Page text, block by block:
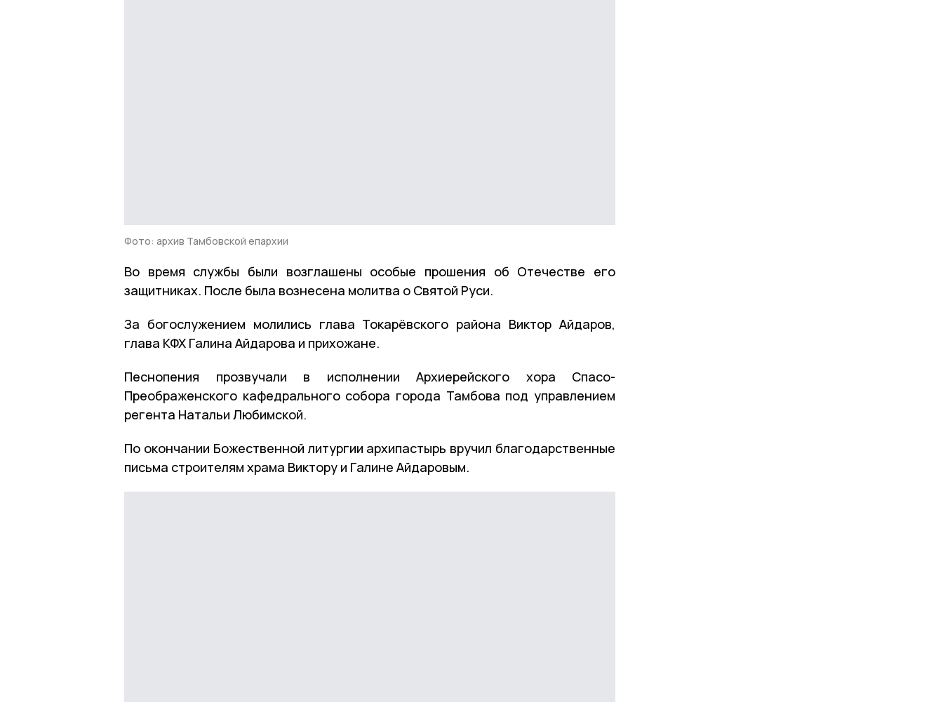
Фото: архив Тамбовской епархии
Во время службы были возглашены особые прошения об Отечестве его
защитниках. После была вознесена молитва о Святой Руси.
За богослужением молились глава Токарёвского района Виктор Айдаров,
глава КФХ Галина Айдарова и прихожане.
Песнопения прозвучали в исполнении Архиерейского хора Спасо-
Преображенского кафедрального собора города Тамбова под управлением
регента Натальи Любимской.
По окончании Божественной литургии архипастырь вручил благодарственные
письма строителям храма Виктору и Галине Айдаровым.